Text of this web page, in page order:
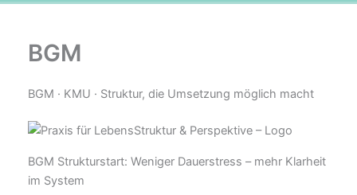
BGM
BGM · KMU · Struktur, die Umsetzung möglich macht
BGM Strukturstart: Weniger Dauerstress – mehr Klarheit
im System